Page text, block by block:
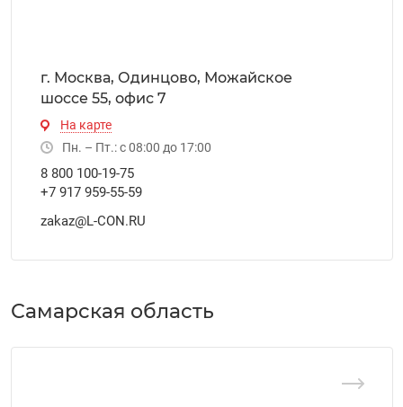
г. Москва, Одинцово, Можайское
шоссе 55, офис 7
На карте
Пн. – Пт.: с 08:00 до 17:00
8 800 100-19-75
+7 917 959-55-59
zakaz@L-CON.RU
Самарская область